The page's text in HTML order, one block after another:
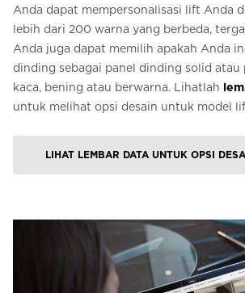
Anda dapat mempersonalisasi lift Anda
lebih dari 200 warna yang berbeda,
Anda juga dapat memilih apakah Anda
dinding sebagai panel dinding solid atau
kaca, bening atau berwarna. Lihatlah
untuk melihat opsi desain untuk model
LIHAT LEMBAR DATA UNTUK OPSI